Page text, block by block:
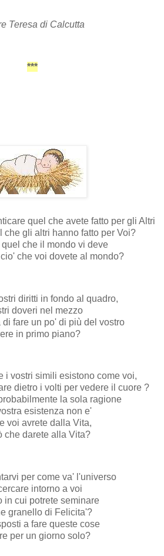
Teresa di Calcutta
***
quel che avete fatto per gli Altri
che gli altri hanno fatto per Voi?
che il mondo vi deve
che voi dovete al mondo?
diritti in fondo al quadro,
doveri nel mezzo
fare un po' di più del vostro
in primo piano?
i vostri simili esistono come voi,
dietro i volti per vedere il cuore ?
la sola ragione
esistenza non e'
voi avrete dalla Vita,
che darete alla Vita?
per come va' l'universo
intorno a voi
in cui potrete seminare
granello di Felicita'?
a fare queste cose
per un giorno solo?